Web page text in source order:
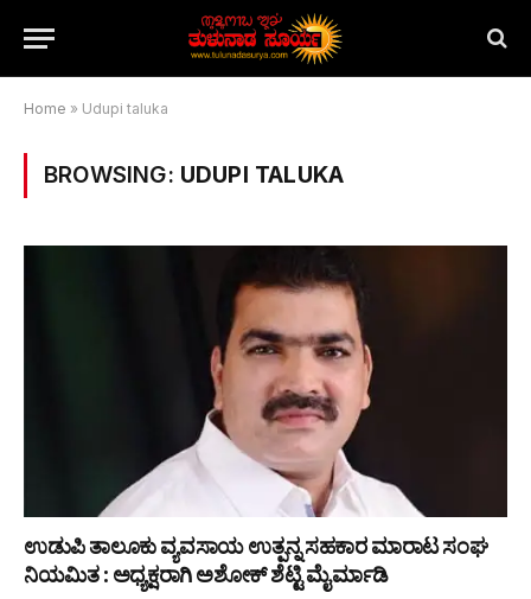
Home » Udupi taluka
BROWSING: UDUPI TALUKA
ಉಡುಪಿ ತಾಲೂಕು ವ್ಯವಸಾಯ ಉತ್ಪನ್ನ ಸಹಕಾರ ಮಾರಾಟ ಸಂಘ
ನಿಯಮಿತ : ಅಧ್ಯಕ್ಷರಾಗಿ ಅಶೋಕ್ ಶೆಟ್ಟಿ ಮೈರ್ಮಾಡಿ